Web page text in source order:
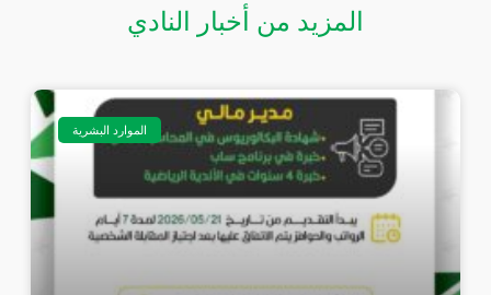
المزيد من أخبار النادي
الموارد البشرية